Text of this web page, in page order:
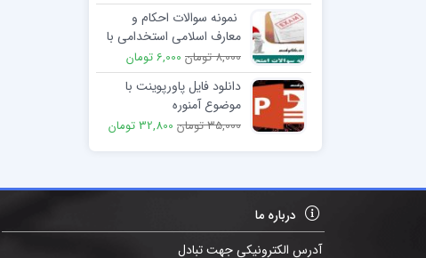
نمونه سوالات احکام و
معارف اسلامی استخدامی با
پاسخنامه
8,000 تومان 6,000 تومان
دانلود فایل پاورپوینت با
موضوع آمنوره
35,000 تومان 32,800 تومان
درباره ما
آدرس الکترونیکی جهت تبادل